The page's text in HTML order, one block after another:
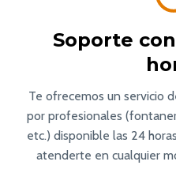
Soporte
Te ofrecemos un servicio
por profesionales
etc.) disponible las 24
atenderte en cualquier